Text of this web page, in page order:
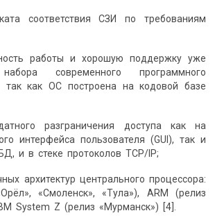
соответствия СЗИ по требованиям
работы и хорошую поддержку уже
современного программного
так как ОС построена на кодовой базе
разграничения доступа как на
интерфейса пользователя (GUI), так и
и в стеке протоколов TCP/IP;
архитектур центрального процессора:
«Смоленск», «Тула»), ARM (релиз
System Z (релиз «Мурманск») [4].